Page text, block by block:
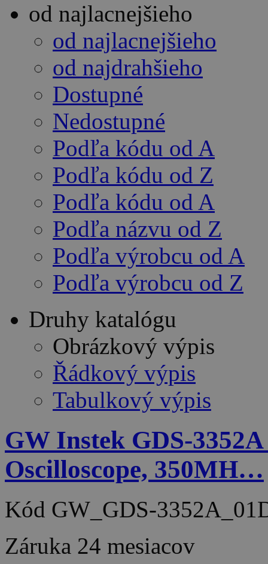
od najlacnejšieho
od najlacnejšieho
od najdrahšieho
Dostupné
Nedostupné
Podľa kódu od A
Podľa kódu od Z
Podľa kódu od A
Podľa názvu od Z
Podľa výrobcu od A
Podľa výrobcu od Z
Druhy katalógu
Obrázkový výpis
Řádkový výpis
Tabulkový výpis
GW Instek GDS-
Oscilloscope, 350MH…
Kód GW_GDS-
Záruka 24 mesiacov